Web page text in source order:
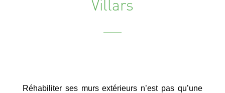
Villars
Réhabiliter ses murs extérieurs n’est pas qu’une